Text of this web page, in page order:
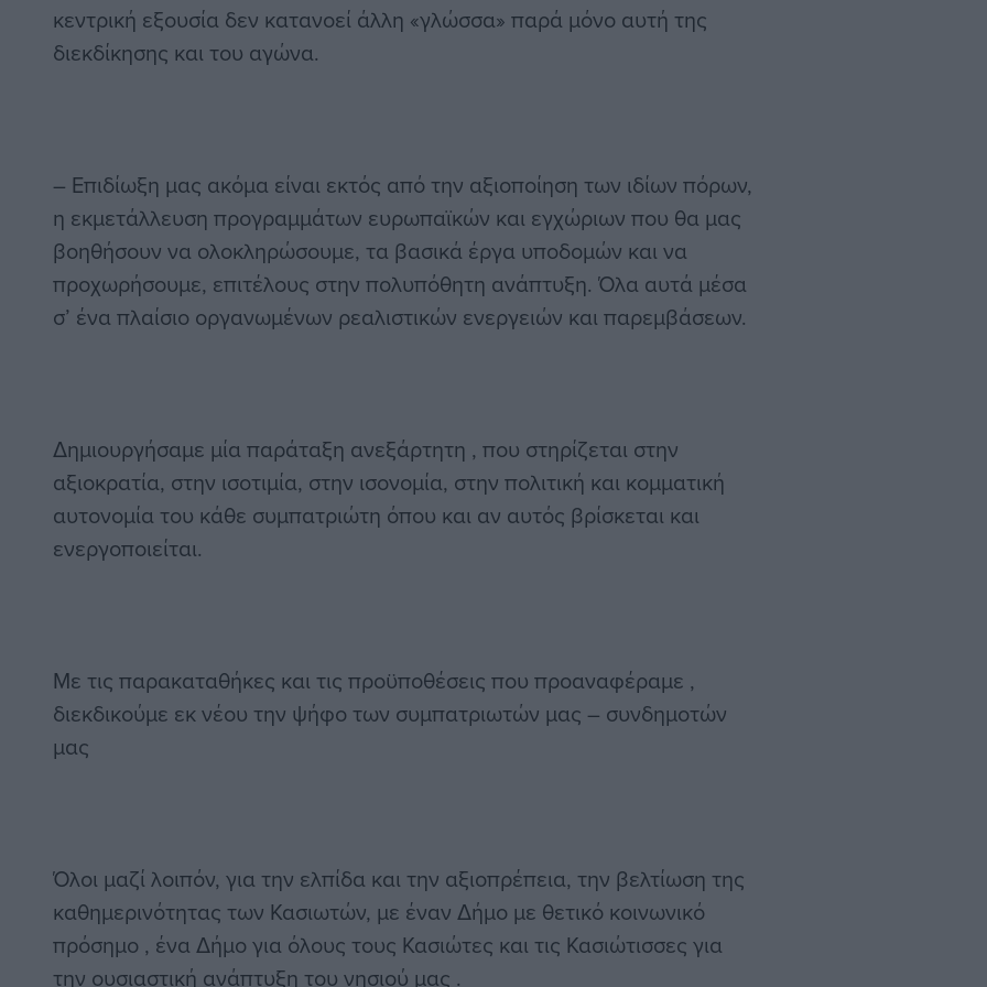
κεντρική εξουσία δεν κατανοεί άλλη «γλώσσα» παρά μόνο αυτή της
διεκδίκησης και του αγώνα.
– Επιδίωξη μας ακόμα είναι εκτός από την αξιοποίηση των ιδίων πόρων,
η εκμετάλλευση προγραμμάτων ευρωπαϊκών και εγχώριων που θα μας
βοηθήσουν να ολοκληρώσουμε, τα βασικά έργα υποδομών και να
προχωρήσουμε, επιτέλους στην πολυπόθητη ανάπτυξη. Όλα αυτά μέσα
σ’ ένα πλαίσιο οργανωμένων ρεαλιστικών ενεργειών και παρεμβάσεων.
Δημιουργήσαμε μία παράταξη ανεξάρτητη , που στηρίζεται στην
αξιοκρατία, στην ισοτιμία, στην ισονομία, στην πολιτική και κομματική
αυτονομία του κάθε συμπατριώτη όπου και αν αυτός βρίσκεται και
ενεργοποιείται.
Με τις παρακαταθήκες και τις προϋποθέσεις που προαναφέραμε ,
διεκδικούμε εκ νέου την ψήφο των συμπατριωτών μας – συνδημοτών
μας
Όλοι μαζί λοιπόν, για την ελπίδα και την αξιοπρέπεια, την βελτίωση της
καθημερινότητας των Κασιωτών, με έναν Δήμο με θετικό κοινωνικό
πρόσημο , ένα Δήμο για όλους τους Κασιώτες και τις Κασιώτισσες για
την ουσιαστική ανάπτυξη του νησιού μας .